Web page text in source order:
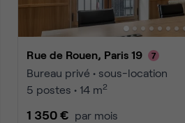
Rue de Rouen, Paris 19
Bureau privé • sous-location
5 postes • 14 m2
1 350 € par mois